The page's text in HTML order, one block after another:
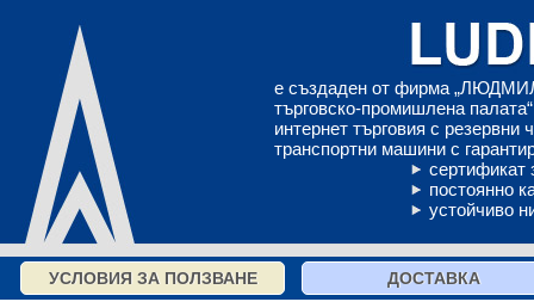
е създаден от фирма
търговско-промишлена
интернет търговия с резервни
транспортни машини с
сертификат
постоянно
устойчиво
УСЛОВИЯ ЗА ПОЛЗВАНЕ ДОСТАВКА